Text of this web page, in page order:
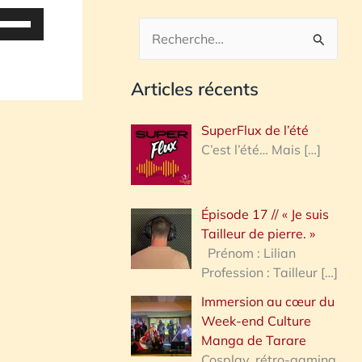
c
h
r
h
e
:
Articles récents
SuperFlux de l’été
C’est l’été… Mais […]
Épisode 17 // « Je suis
Tailleur de pierre. »
Prénom : Lilian
Profession : Tailleur […]
Immersion au cœur du
Week-end Culture
Manga de Tarare